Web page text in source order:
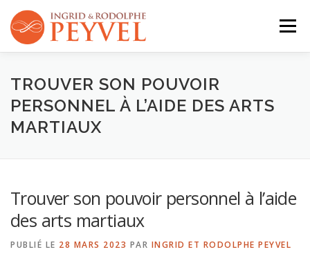
contenu
Menu
QUI SOMMES-NOUS ? ACTIVITÉS
CONTACT
TROUVER SON POUVOIR
PERSONNEL À L’AIDE DES ARTS
MARTIAUX
Trouver son pouvoir personnel à l’aide
des arts martiaux
PUBLIÉ LE 28 MARS 2023 PAR INGRID ET RODOLPHE PEYVEL